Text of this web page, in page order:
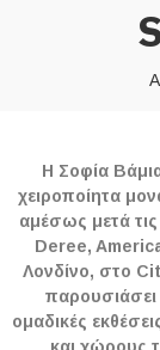
Η Σοφία
χειροποίητα
αμέσως μετά
Deree,
Λονδίνο, στο
παρουσιάσει
ομαδικές
και χώρους